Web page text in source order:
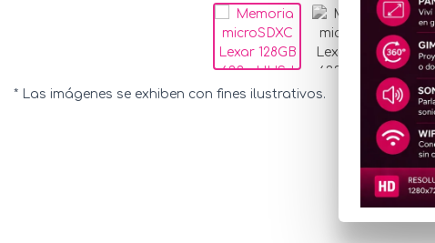
* Las imágenes se exhiben con fines ilustrativos.